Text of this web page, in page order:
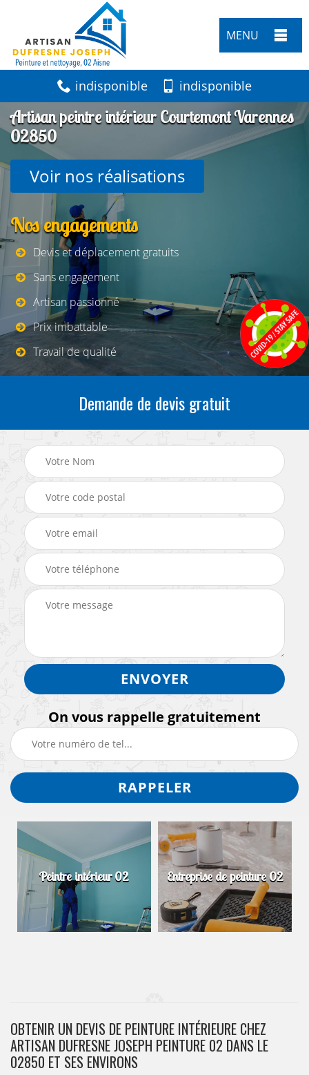
MENU
indisponible indisponible
Artisan peintre intérieur Courtemont Varennes
02850
Voir nos réalisations
Nos engagements
Devis et déplacement gratuits
Sans engagement
Artisan passionné
Prix imbattable
Travail de qualité
Demande de devis gratuit
On vous rappelle gratuitement
Peintre intérieur 02 Entreprise de peinture 02
OBTENIR UN DEVIS DE PEINTURE INTÉRIEURE CHEZ
ARTISAN DUFRESNE JOSEPH PEINTURE 02 DANS LE
02850 ET SES ENVIRONS